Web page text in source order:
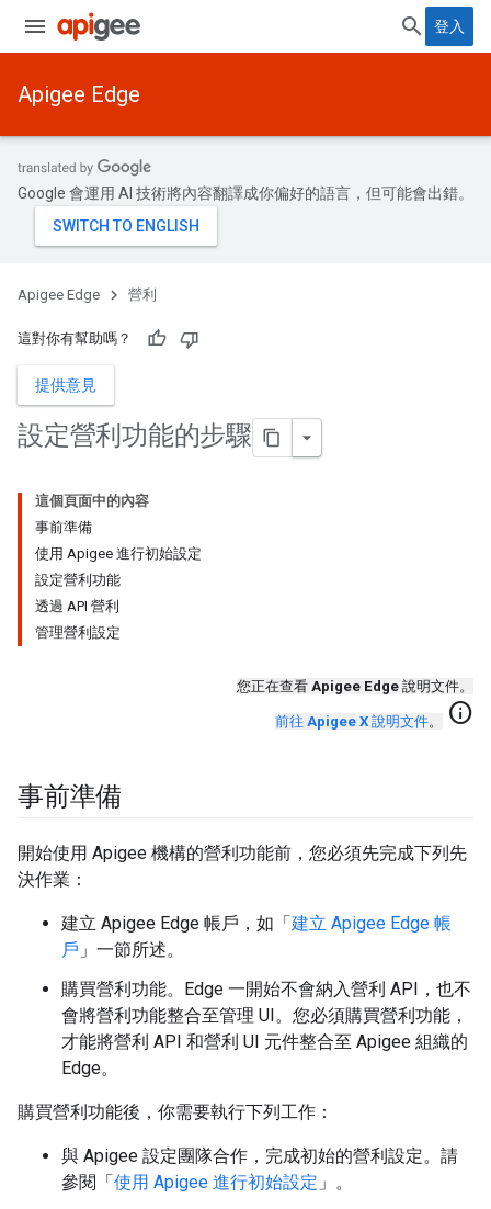
登入
Apigee Edge
Google 會運用 AI 技術將內容翻譯成你偏好的語言，但可能會出錯。
Apigee Edge 營利
這對你有幫助嗎？
提供意見
設定營利功能的步驟
這個頁面中的內容
事前準備
使用 Apigee 進行初始設定
設定營利功能
透過 API 營利
管理營利設定
您正在查看 Apigee Edge 說明文件。
前往 Apigee X 說明文件。 info
事前準備
開始使用 Apigee 機構的營利功能前，您必須先完成下列先
決作業：
建立 Apigee Edge 帳戶，如「建立 Apigee Edge 帳
戶 」一節所述。
購買營利功能。Edge 一開始不會納入營利 API，也不
會將營利功能整合至管理 UI。您必須購買營利功能，
才能將營利 API 和營利 UI 元件整合至 Apigee 組織的
Edge。
購買營利功能後，你需要執行下列工作：
與 Apigee 設定團隊合作，完成初始的營利設定。請
參閱「使用 Apigee 進行初始設定 」。